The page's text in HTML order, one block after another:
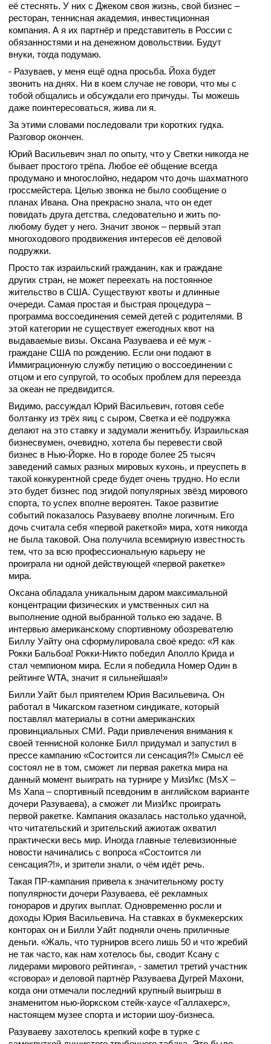
её стеснять. У них с Джеком своя жизнь, свой бизнес –
ресторан, теннисная академия, инвестиционная
компания. А я их партнёр и представитель в России с
обязанностями и на денежном довольствии. Будут
внуки, тогда подумаю.
- Разуваев, у меня ещё одна просьба. Йоха будет
звонить на днях. Ни в коем случае не говори, что мы с
тобой общались и обсуждали его причуды. Ты можешь
даже поинтересоваться, жива ли я.
За этими словами последовали три коротких гудка.
Разговор окончен.
Юрий Васильевич знал по опыту, что у Светки никогда не
бывает простого трёпа. Любое её общение всегда
продумано и многослойно, недаром что дочь шахматного
гроссмейстера. Целью звонка не было сообщение о
планах Ивана. Она прекрасно знала, что он едет
повидать друга детства, следовательно и жить по-
любому будет у него. Значит звонок – первый этап
многоходового продвижения интересов её деловой
подружки.
Просто так израильский гражданин, как и граждане
других стран, не может переехать на постоянное
жительство в США. Существуют квоты и длинные
очереди. Самая простая и быстрая процедура –
программа воссоединения семей детей с родителями. В
этой категории не существует ежегодных квот на
выдаваемые визы. Оксана Разуваева и её муж -
граждане США по рождению. Если они подают в
Иммиграционную службу петицию о воссоединении с
отцом и его супругой, то особых проблем для переезда
за океан не предвидится.
Видимо, рассуждал Юрий Васильевич, готовя себе
болтанку из трёх яиц с сыром, Светка и её подружка
делают на это ставку и задумали женитьбу. Израильская
бизнесвумен, очевидно, хотела бы перевести свой
бизнес в Нью-Йорке. Но в городе более 25 тысяч
заведений самых разных мировых кухонь, и преуспеть в
такой конкурентной среде будет очень трудно. Но если
это будет бизнес под эгидой популярных звёзд мирового
спорта, то успех вполне вероятен. Такое развитие
событий показалось Разуваеву вполне логичным. Его
дочь считала себя «первой ракеткой» мира, хотя никогда
не была таковой. Она получила всемирную известность
тем, что за всю профессиональную карьеру не
проиграла ни одной действующей «первой ракетке»
мира.
Оксана обладала уникальным даром максимальной
концентрации физических и умственных сил на
выполнение одной выбранной только ею задаче. В
интервью американскому спортивному обозревателю
Биллу Уайту она сформулировала своё кредо: «Я как
Рокки Бальбоа! Рокки-Никто победил Аполло Крида и
стал чемпионом мира. Если я победила Номер Один в
рейтинге WTA, значит я сильнейшая!»
Билли Уайт был приятелем Юрия Васильевича. Он
работал в Чикагском газетном синдикате, который
поставлял материалы в сотни американских
провинциальных СМИ. Ради привлечения внимания к
своей теннисной колонке Билл придумал и запустил в
прессе кампанию «Состоится ли сенсация?!» Смысл её
состоял не в том, сможет ли первая ракетка мира на
данный момент выиграть на турнире у МизИкс (MsX –
Ms Xana – спортивный псевдоним в английском варианте
дочери Разуваева), а сможет ли МизИкс проиграть
первой ракетке. Кампания оказалась настолько удачной,
что читательский и зрительский ажиотаж охватил
практически весь мир. Иногда главные телевизионные
новости начинались с вопроса «Состоится ли
сенсация?!», и зрители знали, о чём идёт речь.
Такая ПР-кампания привела к значительному росту
популярности дочери Разуваева, её рекламных
гонораров и других выплат. Одновременно росли и
доходы Юрия Васильевича. На ставках в букмекерских
конторах он и Билли Уайт подняли очень приличные
деньги. «Жаль, что турниров всего лишь 50 и что жребий
не так часто, как нам хотелось бы, сводит Ксану с
лидерами мирового рейтинга», - заметил третий участник
«сговора» и деловой партнёр Разуваева Дугрей Махони,
когда они отмечали последний крупный выигрыш в
знаменитом нью-йоркском стейк-хаусе «Галлахерс»,
настоящем музее спорта и истории шоу-бизнеса.
Разуваеву захотелось крепкий кофе в турке с